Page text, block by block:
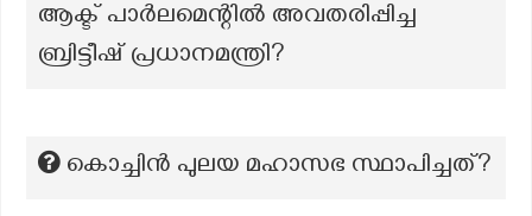
ആക്ട് പാർലമെന്റിൽ അവതരിപ്പിച്ച
ബ്രിട്ടീഷ് പ്രധാനമന്ത്രി?
കൊച്ചിൻ പുലയ മഹാസഭ സ്ഥാപിച്ചത്?